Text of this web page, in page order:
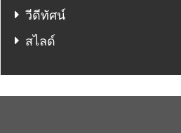
วีดีทัศน์
สไลด์